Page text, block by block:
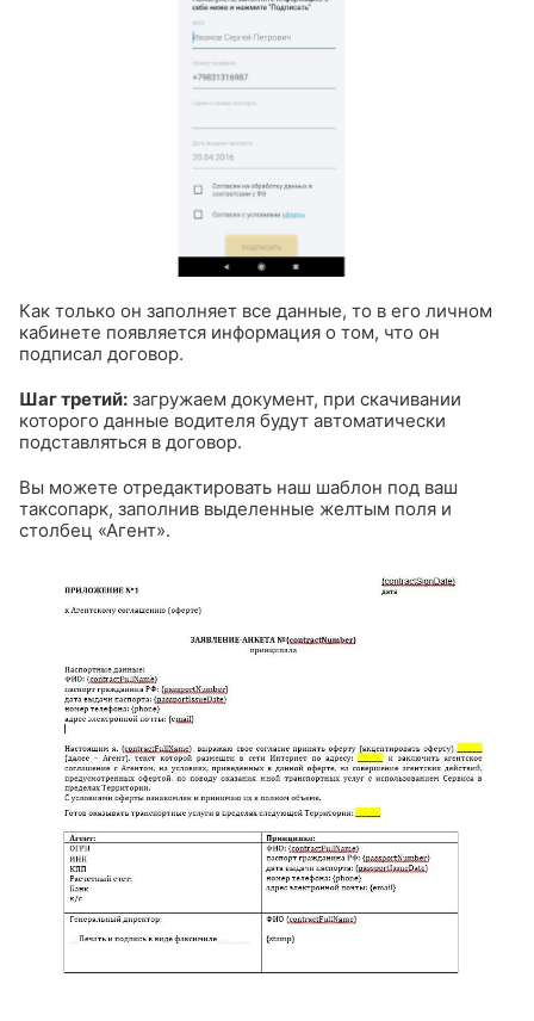
Как только он заполняет все данные, то в его личном
кабинете появляется информация о том, что он
подписал договор.
Шаг третий: загружаем документ, при скачивании
которого данные водителя будут автоматически
подставляться в договор.
Вы можете отредактировать наш шаблон под ваш
таксопарк, заполнив выделенные желтым поля и
столбец «Агент».